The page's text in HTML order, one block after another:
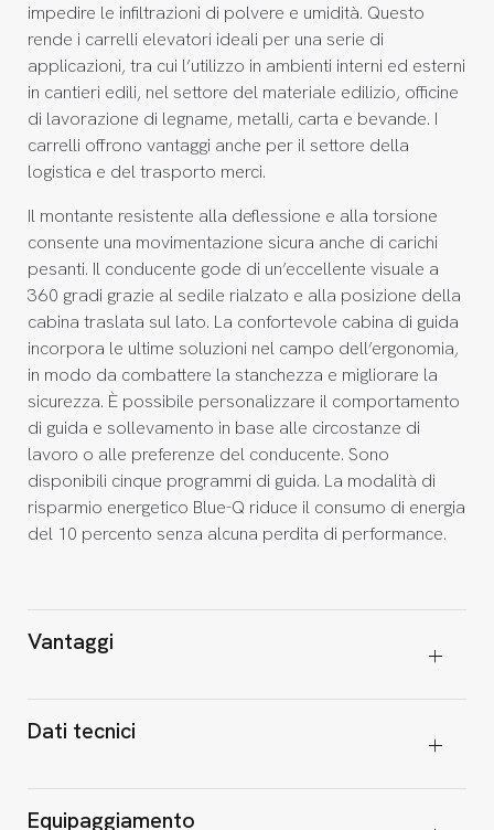
impedire le infiltrazioni di polvere e umidità. Questo
rende i carrelli elevatori ideali per una serie di
applicazioni, tra cui l’utilizzo in ambienti interni ed esterni
in cantieri edili, nel settore del materiale edilizio, officine
di lavorazione di legname, metalli, carta e bevande. I
carrelli offrono vantaggi anche per il settore della
logistica e del trasporto merci.
Il montante resistente alla deflessione e alla torsione
consente una movimentazione sicura anche di carichi
pesanti. Il conducente gode di un’eccellente visuale a
360 gradi grazie al sedile rialzato e alla posizione della
cabina traslata sul lato. La confortevole cabina di guida
incorpora le ultime soluzioni nel campo dell’ergonomia,
in modo da combattere la stanchezza e migliorare la
sicurezza. È possibile personalizzare il comportamento
di guida e sollevamento in base alle circostanze di
lavoro o alle preferenze del conducente. Sono
disponibili cinque programmi di guida. La modalità di
risparmio energetico Blue-Q riduce il consumo di energia
del 10 percento senza alcuna perdita di performance.
Vantaggi
Dati tecnici
Equipaggiamento